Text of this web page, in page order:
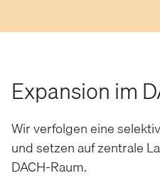
Expansion im
Wir verfolgen eine
und setzen auf zentrale
DACH-Raum.